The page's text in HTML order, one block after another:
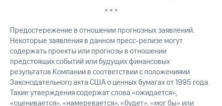
* * *
Предостережение в отношении прогнозных заявлений.
Некоторые заявления в данном пресс-релизе могут
содержать проекты или прогнозы в отношении
предстоящих событий или будущих финансовых
результатов Компании в соответствии с положениями
Законодательного акта США о ценных бумагах от 1995 года.
Такие утверждения содержат слова «ожидается»,
«оценивается», «намеревается», «будет», «мог бы» или